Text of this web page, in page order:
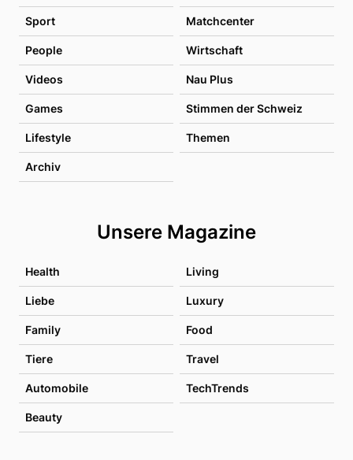
Sport Matchcenter
People Wirtschaft
Videos Nau Plus
Games Stimmen der Schweiz
Lifestyle Themen
Archiv
Unsere Magazine
Health Living
Liebe Luxury
Family Food
Tiere Travel
Automobile TechTrends
Beauty